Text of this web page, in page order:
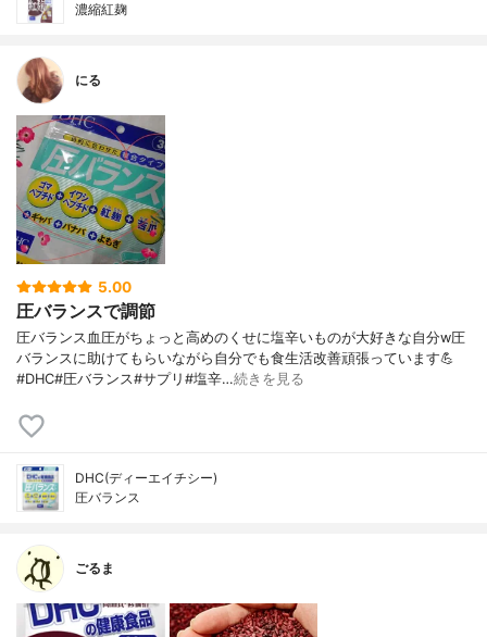
濃縮紅麹
にる
5.00
圧バランスで調節
圧バランス血圧がちょっと高めのくせに塩辛いものが大好きな自分w圧
バランスに助けてもらいながら自分でも食生活改善頑張っています💪
#DHC#圧バランス#サプリ#塩辛…続きを見る
DHC(ディーエイチシー)
圧バランス
ごるま